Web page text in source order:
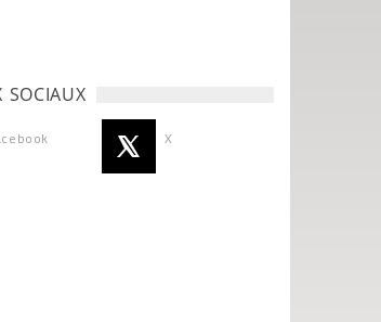
SOCIAUX
X